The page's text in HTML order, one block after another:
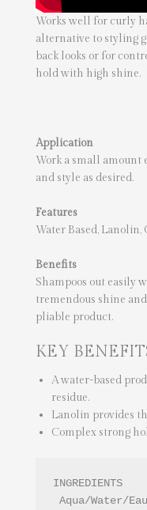
Works well for curly
alternative to styling
back looks or for
hold with high shine.
Application
Work a small amount
and style as desired.
Features
Water Based,
Benefits
Shampoos out easily
tremendous shine
pliable product.
KEY
A water-based
residue.
Lanolin provides
Complex strong
INGREDIENTS
Aqua/Water/